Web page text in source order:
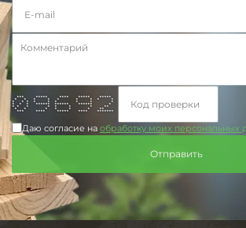
*** ***** **** ***** *****
* * * * * * * * *
* * * * * * * * *
* * * ****** ****** ****** *
* * * * * * * **
* * * * * * **
*** **** ***** **** *******
Даю согласие на обработку моих персональных